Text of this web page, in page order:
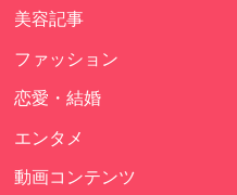
美容記事
ファッション
恋愛・結婚
エンタメ
動画コンテンツ